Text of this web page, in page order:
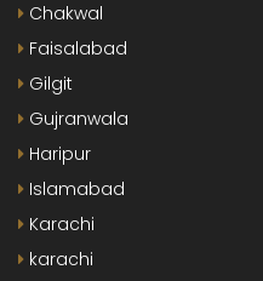
Chakwal
Faisalabad
Gilgit
Gujranwala
Haripur
Islamabad
Karachi
karachi